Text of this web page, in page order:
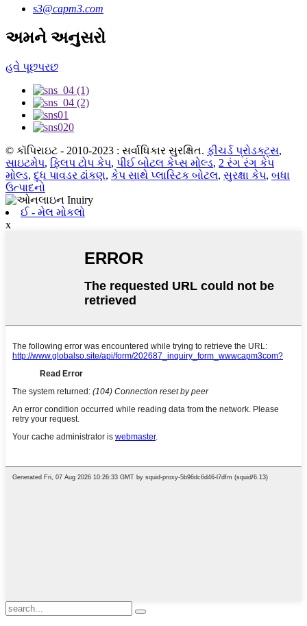
s3@capm3.com
અમને અનુસરો
હવે પૂછપરછ
© કૉપિરાઇટ - 2010-2023 : સર્વાધિકાર સુરક્ષિત. ફીચર્ડ પ્રોડક્ટ્સ,
સાઇટમેપ, ફ્લિપ ટોપ કેપ, પીઈ બોટલ કેપ્સ મોલ્ડ, 2 રંગ રંગ કેપ
મોલ્ડ, દૂધ પાવડર ઢાંકણ, કેપ સાથે પ્લાસ્ટિક બોટલ, સુરક્ષા કેપ, બધા
ઉત્પાદનો
ઈ - મેલ મોકલો
x